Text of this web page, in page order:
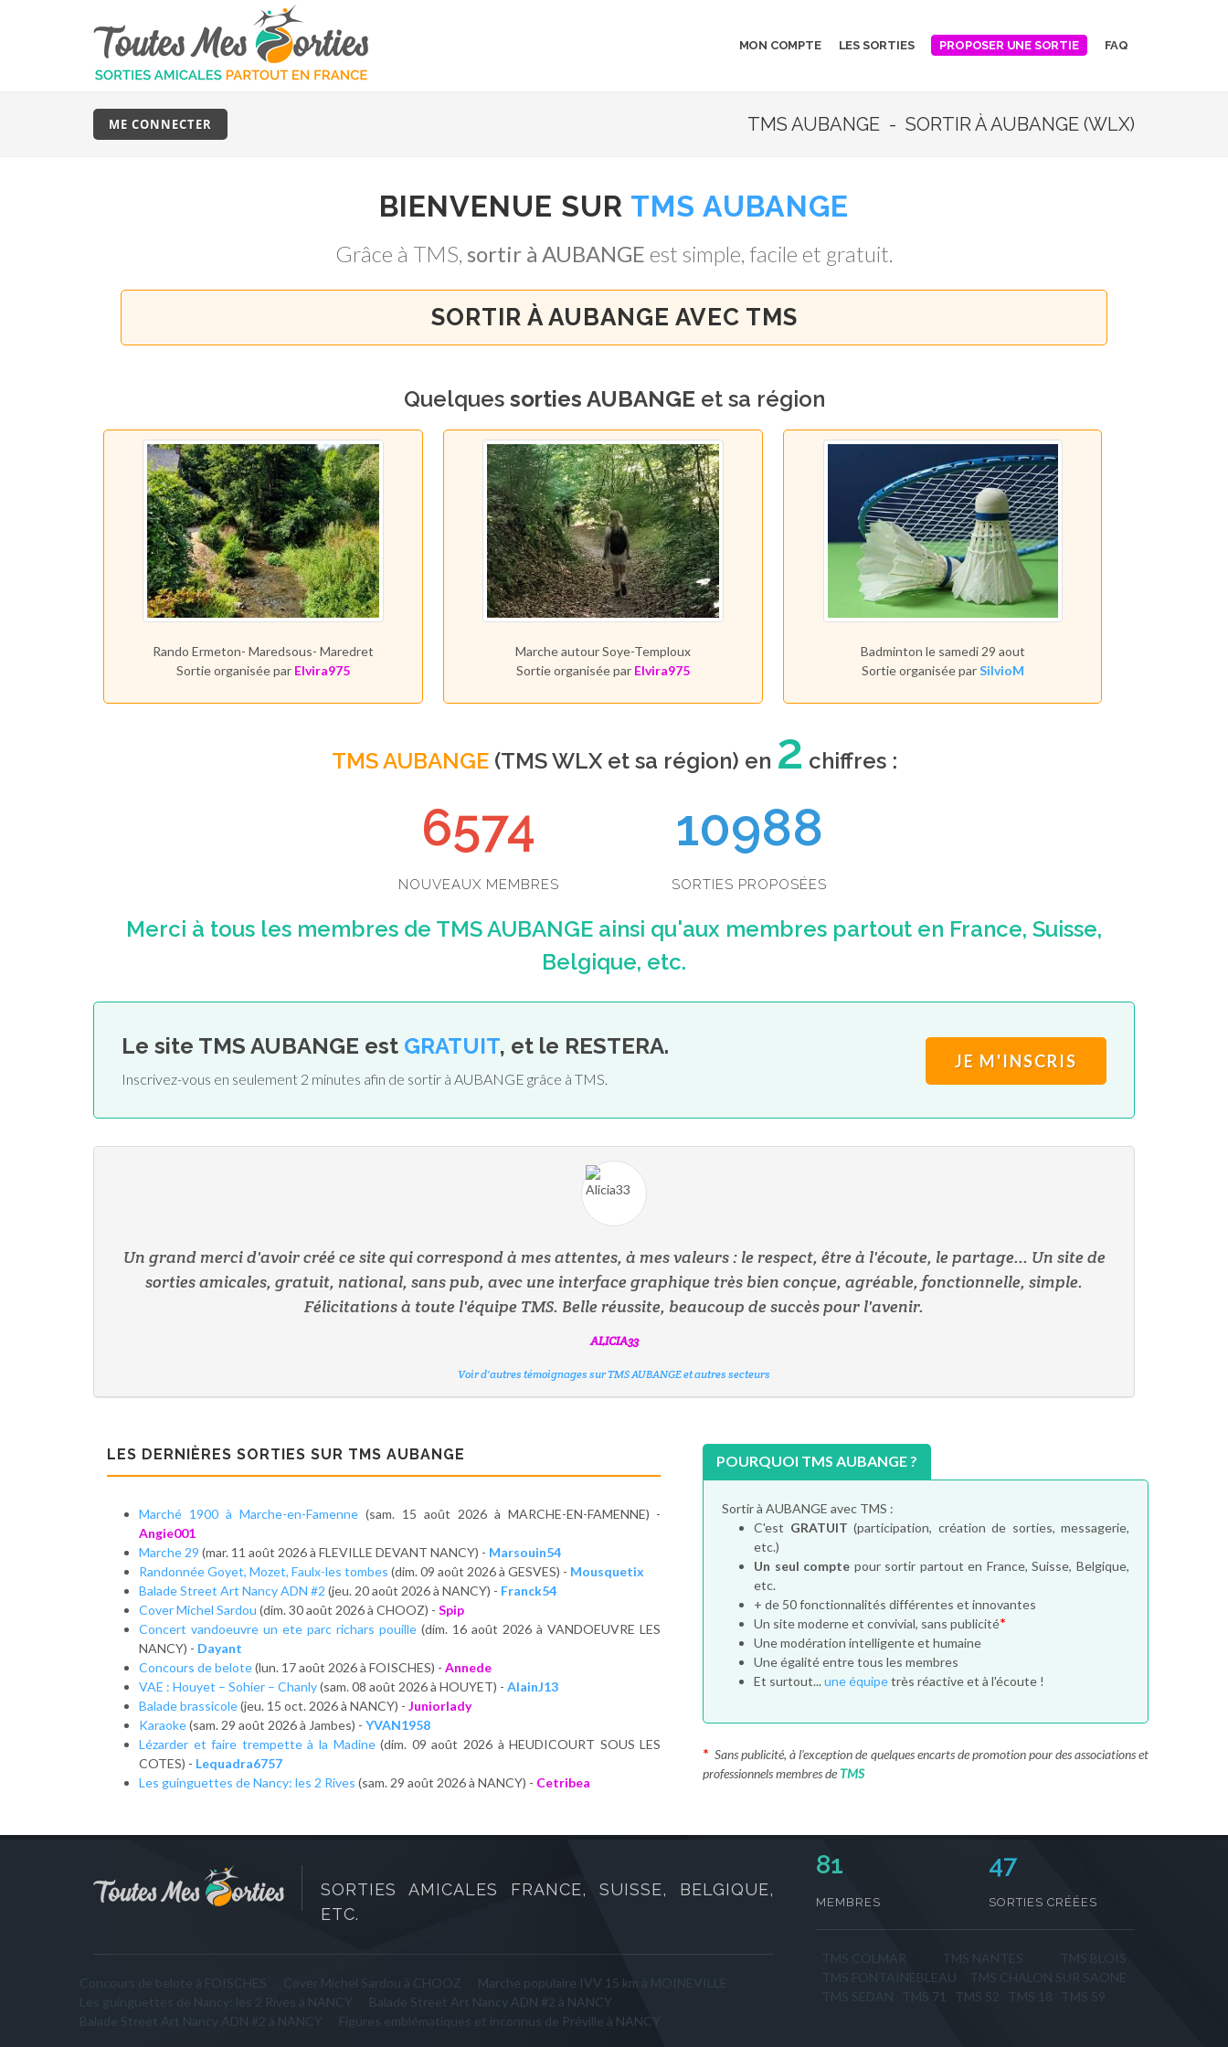
MON COMPTE LES SORTIES PROPOSER UNE SORTIE FAQ
TMS AUBANGE - SORTIR À AUBANGE (WLX)
ME CONNECTER
BIENVENUE SUR TMS AUBANGE
Grâce à TMS, sortir à AUBANGE est simple, facile et gratuit.
SORTIR À AUBANGE AVEC TMS
Quelques sorties AUBANGE et sa région
Rando Ermeton- Maredsous- Maredret
Sortie organisée par Elvira975
Marche autour Soye-Temploux
Sortie organisée par Elvira975
Badminton le samedi 29 aout
Sortie organisée parSilvioM
TMS AUBANGE(TMS WLX et sa région) en 2 chiffres :
6574
NOUVEAUX MEMBRES
10988
SORTIES PROPOSÉES
Merci à tous les membres de TMS AUBANGE ainsi qu'aux membres partout en France, Suisse,
Belgique, etc.
Le site TMS AUBANGE est GRATUIT, et le RESTERA.
Inscrivez-vous en seulement 2 minutes afin de sortir à AUBANGE grâce à TMS.
JE M'INSCRIS
Un grand merci d'avoir créé ce site qui correspond à mes attentes, à mes valeurs : le respect, être à l'écoute, le partage... Un site de
sorties amicales, gratuit, national, sans pub, avec une interface graphique très bien conçue, agréable, fonctionnelle, simple.
Félicitations à toute l'équipe TMS. Belle réussite, beaucoup de succès pour l'avenir.
ALICIA33
Voir d'autres témoignages sur TMS AUBANGE et autres secteurs
BERNADETTE_56
Voir d'autres témoignages sur TMS AUBANGE et autres secteurs
FRENCE2
Voir d'autres témoignages sur TMS AUBANGE et autres secteurs
MOONLIGHT54
Voir d'autres témoignages sur TMS AUBANGE et autres secteurs
MARINNE
Voir d'autres témoignages sur TMS AUBANGE et autres secteurs
VERTBLEU
Voir d'autres témoignages sur TMS AUBANGE et autres secteurs
ROIDETREFLE
Voir d'autres témoignages sur TMS AUBANGE et autres secteurs
LES DERNIÈRES SORTIES SUR TMS AUBANGE
Marché 1900 à Marche-en-Famenne (sam. 15 août 2026 à MARCHE-EN-FAMENNE) -
Angie001
Marche 29 (mar. 11 août 2026 à FLEVILLE DEVANT NANCY) - Marsouin54
Randonnée Goyet, Mozet, Faulx-les tombes (dim. 09 août 2026 à GESVES) - Mousquetix
Balade Street Art Nancy ADN #2 (jeu. 20 août 2026 à NANCY) - Franck54
Cover Michel Sardou (dim. 30 août 2026 à CHOOZ) - Spip
Concert vandoeuvre un ete parc richars pouille(dim. 16 août 2026 à VANDOEUVRE LES
NANCY) - Dayant
Concours de belote(lun. 17 août 2026 à FOISCHES) - Annede
VAE : Houyet – Sohier – Chanly(sam. 08 août 2026 à HOUYET) - AlainJ13
Balade brassicole(jeu. 15 oct. 2026 à NANCY) - Juniorlady
Karaoke(sam. 29 août 2026 à Jambes) - YVAN1958
Lézarder et faire trempette à la Madine(dim. 09 août 2026 à HEUDICOURT SOUS LES
COTES) - Lequadra6757
Les guinguettes de Nancy: les 2 Rives (sam. 29 août 2026 à NANCY) - Cetribea
POURQUOI TMS AUBANGE ?
Sortir à AUBANGE avec TMS :
C'est GRATUIT (participation, création de sorties, messagerie,
etc.)
Un seul compte pour sortir partout en France, Suisse, Belgique,
etc.
+ de 50 fonctionnalités différentes et innovantes
Un site moderne et convivial, sans publicité*
Une modération intelligente et humaine
Une égalité entre tous les membres
Et surtout...une équipetrès réactive et à l'écoute !
* Sans publicité, à l'exception de quelques encarts de promotion pour des associations et
professionnels membres deTMS
SORTIES AMICALES FRANCE, SUISSE, BELGIQUE,
ETC.
Concours de belote à FOISCHES Cover Michel Sardou à CHOOZ
Marche populaire IVV 15 km à MOINEVILLE
Les guinguettes de Nancy: les 2 Rives à NANCY
Balade Street Art Nancy ADN #2 à NANCY
Balade Street Art Nancy ADN #2 à NANCY
Figures emblématiques et inconnus de Préville à NANCY
88
MEMBRES
56
SORTIES CRÉÉES
TMS COLMAR TMS NANTES
TMS BLOIS
TMS FONTAINEBLEAU
TMS CHALON SUR SAONE
TMS 71 TMS 52 TMS 18 TMS 59